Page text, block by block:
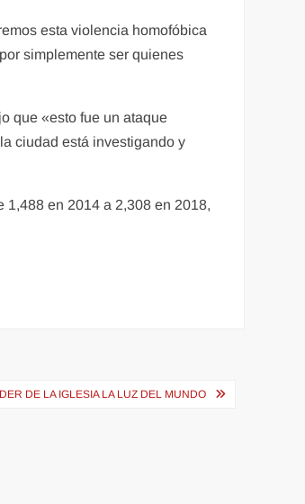
esta violencia homofóbica
simplemente ser quienes
que «esto fue un ataque
ciudad está investigando y
en 2014 a 2,308 en 2018,
DE LA IGLESIA LA LUZ DEL MUNDO